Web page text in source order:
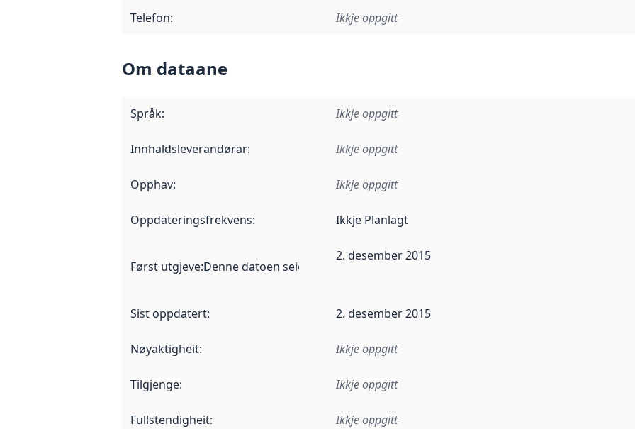
Telefon: Ikkje oppgitt
Om dataane
Språk: Ikkje oppgitt
Innhaldsleverandørar: Ikkje oppgitt
Opphav: Ikkje oppgitt
Oppdateringsfrekvens: Ikkje Planlagt
Først utgjeve:Denne datoen seier når dataa i dette datasettet først blei utgitt. Det kan ha
2. desember 2015
Sist oppdatert: 2. desember 2015
Nøyaktigheit: Ikkje oppgitt
Tilgjenge: Ikkje oppgitt
Fullstendigheit: Ikkje oppgitt